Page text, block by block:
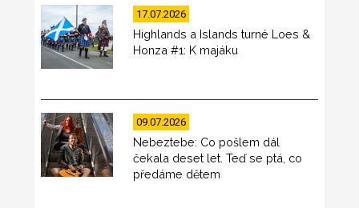
17.07.2026
Highlands a Islands turné Loes &
Honza #1: K majáku
09.07.2026
Nebeztebe: Co pošlem dál
čekala deset let. Teď se ptá, co
předáme dětem